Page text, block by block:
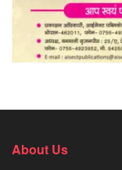
About Us